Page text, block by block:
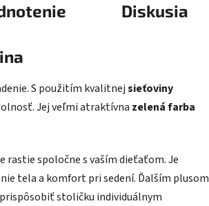
Diskusia
S použitím kvalitnejsieťoviny
Jej veľmi atraktívna zelená farba
rastie spoločne s vaším dieťaťom. Je
tela a komfort pri sedení. Ďalším plusom
stoličku individuálnym